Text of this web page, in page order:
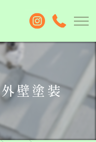
壁塗装